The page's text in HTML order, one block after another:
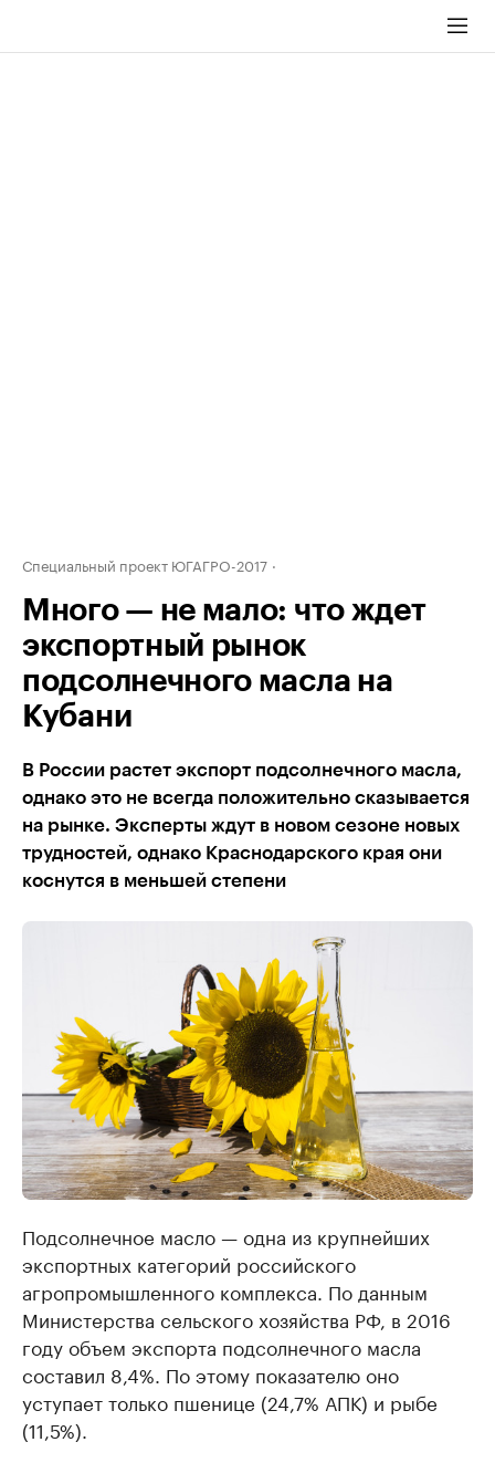
Специальный проект ЮГАГРО-2017
Много — не мало: что ждет
экспортный рынок
подсолнечного масла на
Кубани
В России растет экспорт подсолнечного масла,
однако это не всегда положительно сказывается
на рынке. Эксперты ждут в новом сезоне новых
трудностей, однако Краснодарского края они
коснутся в меньшей степени
Подсолнечное масло — одна из крупнейших
экспортных категорий российского
агропромышленного комплекса. По данным
Министерства сельского хозяйства РФ, в 2016
году объем экспорта подсолнечного масла
составил 8,4%. По этому показателю оно
уступает только пшенице (24,7% АПК) и рыбе
(11,5%).